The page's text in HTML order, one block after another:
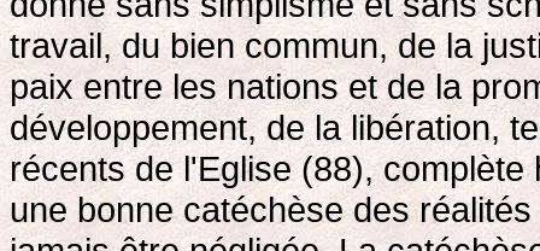
travail, du bien commun, de la
paix entre les nations et de la
développement, de la libération,
récents de l'Eglise (88),
une bonne catéchèse des